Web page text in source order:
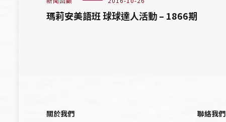
瑪莉安美語班 球球達人活動 – 1866期
關於我們 聯絡我們